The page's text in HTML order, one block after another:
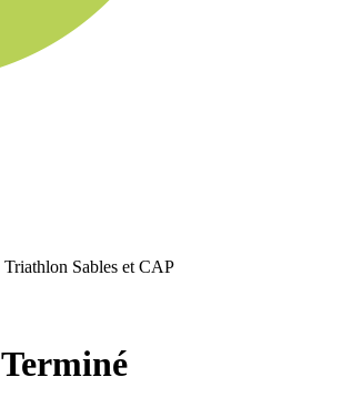
Triathlon Sables et CAP
Terminé